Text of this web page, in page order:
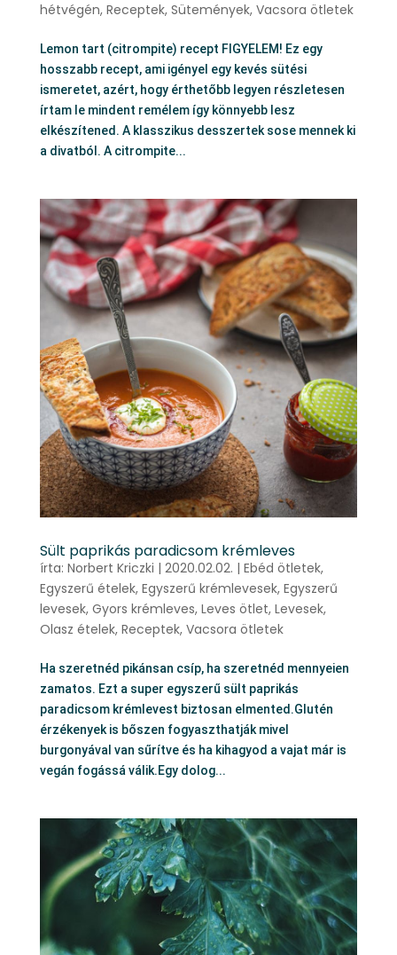
hétvégén, Receptek, Sütemények, Vacsora ötletek
Lemon tart (citrompite) recept FIGYELEM! Ez egy
hosszabb recept, ami igényel egy kevés sütési
ismeretet, azért, hogy érthetőbb legyen részletesen
írtam le mindent remélem így könnyebb lesz
elkészítened. A klasszikus desszertek sose mennek ki
a divatból. A citrompite...
Sült paprikás paradicsom krémleves
írta: Norbert Kriczki | 2020.02.02. | Ebéd ötletek,
Egyszerű ételek, Egyszerű krémlevesek, Egyszerű
levesek, Gyors krémleves, Leves ötlet, Levesek,
Olasz ételek, Receptek, Vacsora ötletek
Ha szeretnéd pikánsan csíp, ha szeretnéd mennyeien
zamatos. Ezt a super egyszerű sült paprikás
paradicsom krémlevest biztosan elmented.Glutén
érzékenyek is bőszen fogyaszthatják mivel
burgonyával van sűrítve és ha kihagyod a vajat már is
vegán fogássá válik.Egy dolog...